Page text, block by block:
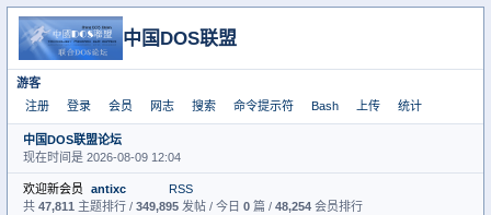
中国DOS联盟
游客
注册
登录 会员 网志 搜索 命令提示符 Bash 上传 统计
中国DOS联盟论坛
现在时间是 2026-08-09 12:04
欢迎新会员 antixc
RSS
共 47,811 主题排行 / 349,895 发帖 / 今日 0 篇 / 48,254 会员排行